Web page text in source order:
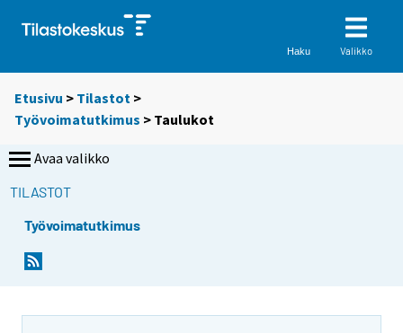
Haku Valikko
Etusivu > Tilastot >
Työvoimatutkimus > Taulukot
Avaa valikko
TILASTOT
Työvoimatutkimus